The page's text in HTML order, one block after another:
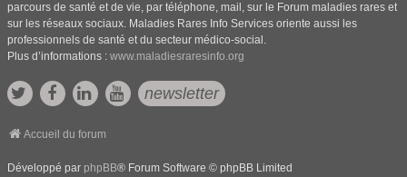
parcours de santé et de vie, par téléphone, mail, sur le Forum maladies rares et
sur les réseaux sociaux. Maladies Rares Info Services oriente aussi les
professionnels de santé et du secteur médico-social.
Plus d’informations : www.maladiesraresinfo.org
newsletter
Accueil du forum
Développé par phpBB® Forum Software © phpBB Limited